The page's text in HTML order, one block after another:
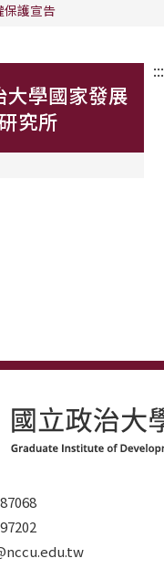
保護宣告
大學國家發展
究所
:::